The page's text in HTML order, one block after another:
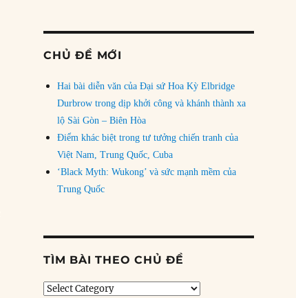
CHỦ ĐỀ MỚI
Hai bài diễn văn của Đại sứ Hoa Kỳ Elbridge
Durbrow trong dịp khởi công và khánh thành xa
lộ Sài Gòn – Biên Hòa
Điểm khác biệt trong tư tưởng chiến tranh của
Việt Nam, Trung Quốc, Cuba
‘Black Myth: Wukong’ và sức mạnh mềm của
Trung Quốc
TÌM BÀI THEO CHỦ ĐỀ
Tìm